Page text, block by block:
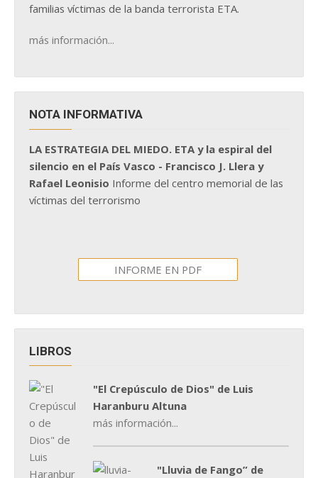
familias víctimas de la banda terrorista ETA.
más información...
NOTA INFORMATIVA
LA ESTRATEGIA DEL MIEDO. ETA y la espiral del
silencio en el País Vasco - Francisco J. Llera y
Rafael Leonisio Informe del centro memorial de las
víctimas del terrorismo
INFORME EN PDF
LIBROS
"El Crepúsculo de Dios" de Luis
Haranburu Altuna
más información...
"Lluvia de Fango” de